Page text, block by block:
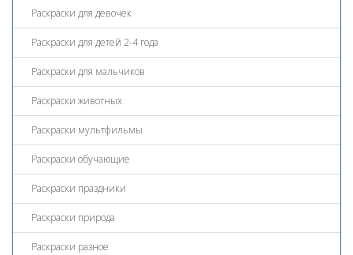
Раскраски для девочек
Раскраски для детей 2-4 года
Раскраски для мальчиков
Раскраски животных
Раскраски мультфильмы
Раскраски обучающие
Раскраски праздники
Раскраски природа
Раскраски разное